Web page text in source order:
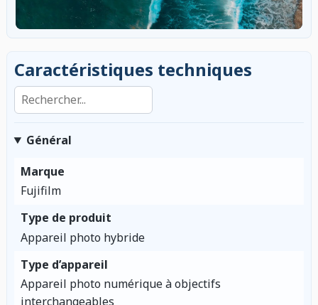
Caractéristiques techniques
Rechercher dans les caractéristiques
Général
Marque
Fujifilm
Type de produit
Appareil photo hybride
Type d’appareil
Appareil photo numérique à objectifs
interchangeables